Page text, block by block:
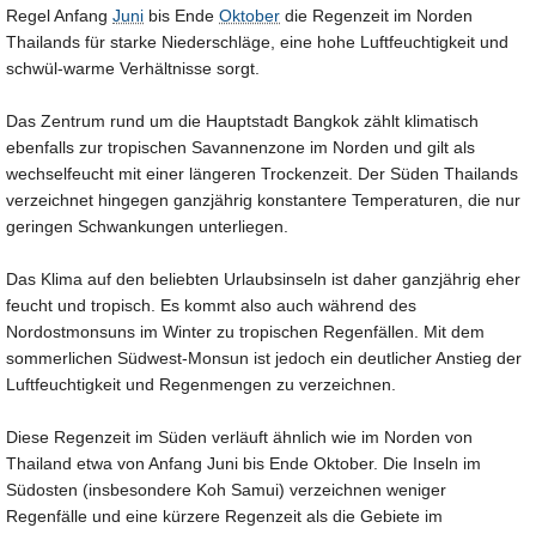
Regel Anfang Juni bis Ende Oktober die Regenzeit im Norden
Thailands für starke Niederschläge, eine hohe Luftfeuchtigkeit und
schwül-warme Verhältnisse sorgt.
Das Zentrum rund um die Hauptstadt Bangkok zählt klimatisch
ebenfalls zur tropischen Savannenzone im Norden und gilt als
wechselfeucht mit einer längeren Trockenzeit. Der Süden Thailands
verzeichnet hingegen ganzjährig konstantere Temperaturen, die nur
geringen Schwankungen unterliegen.
Das Klima auf den beliebten Urlaubsinseln ist daher ganzjährig eher
feucht und tropisch. Es kommt also auch während des
Nordostmonsuns im Winter zu tropischen Regenfällen. Mit dem
sommerlichen Südwest-Monsun ist jedoch ein deutlicher Anstieg der
Luftfeuchtigkeit und Regenmengen zu verzeichnen.
Diese Regenzeit im Süden verläuft ähnlich wie im Norden von
Thailand etwa von Anfang Juni bis Ende Oktober. Die Inseln im
Südosten (insbesondere Koh Samui) verzeichnen weniger
Regenfälle und eine kürzere Regenzeit als die Gebiete im